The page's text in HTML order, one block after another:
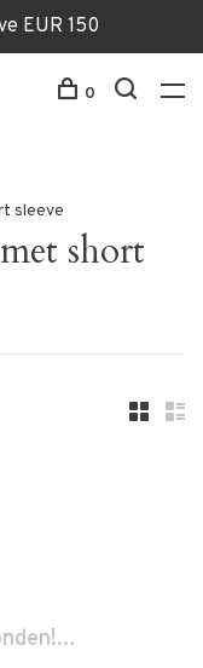
EUR 150
0
sleeve
short